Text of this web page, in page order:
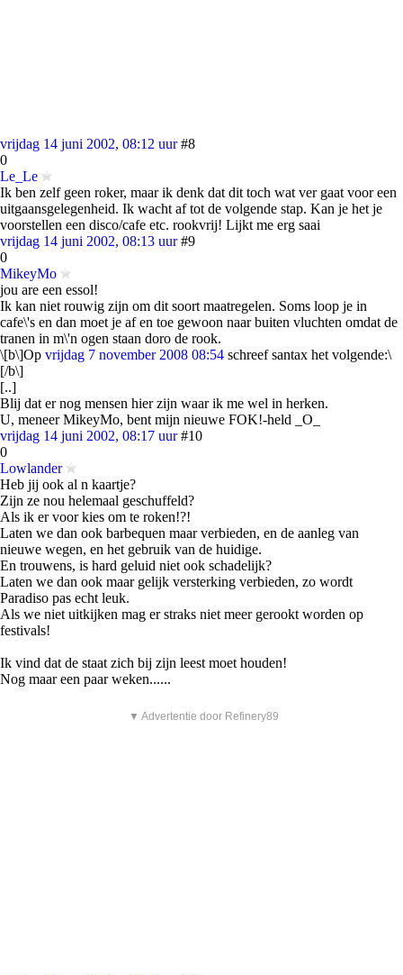
vrijdag 14 juni 2002, 08:12 uur #8
0
Le_Le
Ik ben zelf geen roker, maar ik denk dat dit toch wat ver gaat voor een
uitgaansgelegenheid. Ik wacht af tot de volgende stap. Kan je het je
voorstellen een disco/cafe etc. rookvrij! Lijkt me erg saai
vrijdag 14 juni 2002, 08:13 uur #9
0
MikeyMo
jou are een essol!
Ik kan niet rouwig zijn om dit soort maatregelen. Soms loop je in
cafe\'s en dan moet je af en toe gewoon naar buiten vluchten omdat de
tranen in m\'n ogen staan doro de rook.
\[b\]Op vrijdag 7 november 2008 08:54 schreef santax het volgende:\
[/b\]
[..]
Blij dat er nog mensen hier zijn waar ik me wel in herken.
U, meneer MikeyMo, bent mijn nieuwe FOK!-held _O_
vrijdag 14 juni 2002, 08:17 uur #10
0
Lowlander
Heb jij ook al n kaartje?
Zijn ze nou helemaal geschuffeld?
Als ik er voor kies om te roken!?!
Laten we dan ook barbequen maar verbieden, en de aanleg van
nieuwe wegen, en het gebruik van de huidige.
En trouwens, is hard geluid niet ook schadelijk?
Laten we dan ook maar gelijk versterking verbieden, zo wordt
Paradiso pas echt leuk.
Als we niet uitkijken mag er straks niet meer gerookt worden op
festivals!
Ik vind dat de staat zich bij zijn leest moet houden!
Nog maar een paar weken......
▼ Advertentie door Refinery89